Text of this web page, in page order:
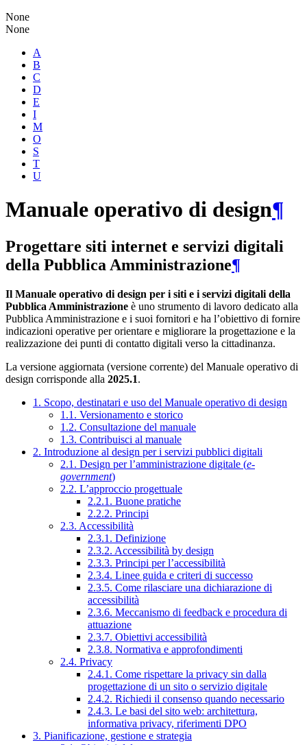
None
None
A
B
C
D
E
I
M
O
S
T
U
Manuale operativo di design¶
Progettare siti internet e servizi digitali
della Pubblica Amministrazione¶
Il Manuale operativo di design per i siti e i servizi digitali della
Pubblica Amministrazione è uno strumento di lavoro dedicato alla
Pubblica Amministrazione e i suoi fornitori e ha l’obiettivo di fornire
indicazioni operative per orientare e migliorare la progettazione e la
realizzazione dei punti di contatto digitali verso la cittadinanza.
La versione aggiornata (versione corrente) del Manuale operativo di
design corrisponde alla 2025.1.
1. Scopo, destinatari e uso del Manuale operativo di design
1.1. Versionamento e storico
1.2. Consultazione del manuale
1.3. Contribuisci al manuale
2. Introduzione al design per i servizi pubblici digitali
2.1. Design per l’amministrazione digitale (e-
government)
2.2. L’approccio progettuale
2.2.1. Buone pratiche
2.2.2. Principi
2.3. Accessibilità
2.3.1. Definizione
2.3.2. Accessibilità by design
2.3.3. Principi per l’accessibilità
2.3.4. Linee guida e criteri di successo
2.3.5. Come rilasciare una dichiarazione di
accessibilità
2.3.6. Meccanismo di feedback e procedura di
attuazione
2.3.7. Obiettivi accessibilità
2.3.8. Normativa e approfondimenti
2.4. Privacy
2.4.1. Come rispettare la privacy sin dalla
progettazione di un sito o servizio digitale
2.4.2. Richiedi il consenso quando necessario
2.4.3. Le basi del sito web: architettura,
informativa privacy, riferimenti DPO
3. Pianificazione, gestione e strategia